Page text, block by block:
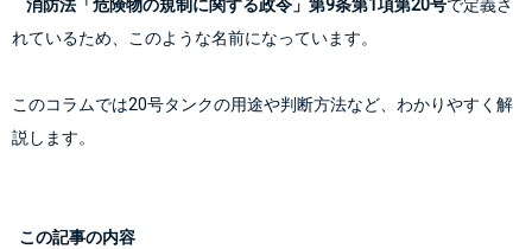
    消防法「危険物の規制に関する政令」第9条第1項第20号
で定義さ
このコラムでは20号タンクの用途や判断方法など、わかりやすく解
説します。
この記事の内容